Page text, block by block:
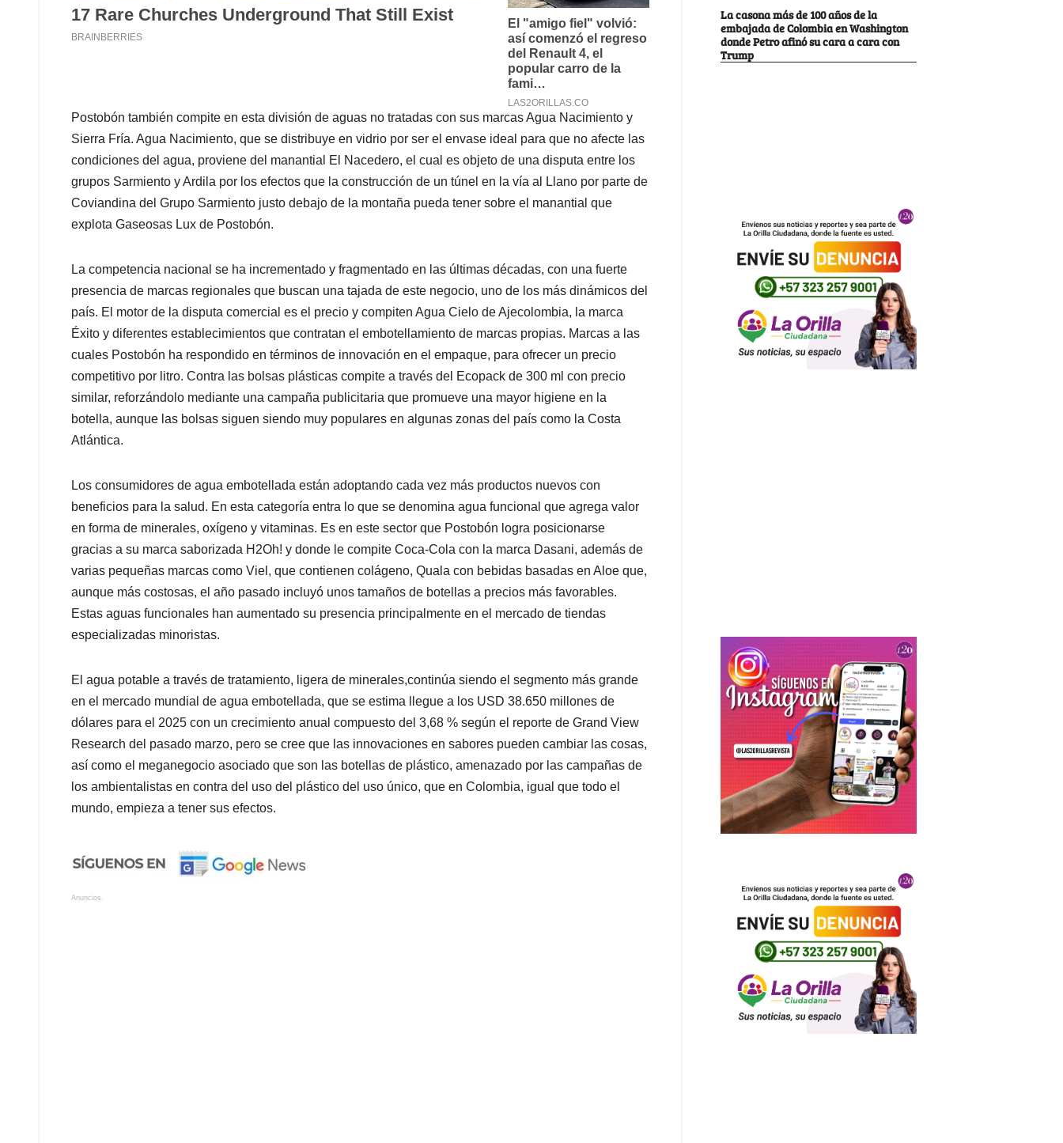
Postobón también compite en esta división de aguas no tratadas con sus marcas Agua Nacimiento y
Sierra Fría. Agua Nacimiento, que se distribuye en vidrio por ser el envase ideal para que no afecte las
condiciones del agua, proviene del manantial El Nacedero, el cual es objeto de una disputa entre los
grupos Sarmiento y Ardila por los efectos que la construcción de un túnel en la vía al Llano por parte de
Coviandina del Grupo Sarmiento justo debajo de la montaña pueda tener sobre el manantial que
explota Gaseosas Lux de Postobón.
La competencia nacional se ha incrementado y fragmentado en las últimas décadas, con una fuerte
presencia de marcas regionales que buscan una tajada de este negocio, uno de los más dinámicos del
país. El motor de la disputa comercial es el precio y compiten Agua Cielo de Ajecolombia, la marca
Éxito y diferentes establecimientos que contratan el embotellamiento de marcas propias. Marcas a las
cuales Postobón ha respondido en términos de innovación en el empaque, para ofrecer un precio
competitivo por litro. Contra las bolsas plásticas compite a través del Ecopack de 300 ml con precio
similar, reforzándolo mediante una campaña publicitaria que promueve una mayor higiene en la
botella, aunque las bolsas siguen siendo muy populares en algunas zonas del país como la Costa
Atlántica.
Los consumidores de agua embotellada están adoptando cada vez más productos nuevos con
beneficios para la salud. En esta categoría entra lo que se denomina agua funcional que agrega valor
en forma de minerales, oxígeno y vitaminas. Es en este sector que Postobón logra posicionarse
gracias a su marca saborizada H2Oh! y donde le compite Coca-Cola con la marca Dasani, además de
varias pequeñas marcas como Viel, que contienen colágeno, Quala con bebidas basadas en Aloe que,
aunque más costosas, el año pasado incluyó unos tamaños de botellas a precios más favorables.
Estas aguas funcionales han aumentado su presencia principalmente en el mercado de tiendas
especializadas minoristas.
El agua potable a través de tratamiento, ligera de minerales,continúa siendo el segmento más grande
en el mercado mundial de agua embotellada, que se estima llegue a los USD 38.650 millones de
dólares para el 2025 con un crecimiento anual compuesto del 3,68 % según el reporte de Grand View
Research del pasado marzo, pero se cree que las innovaciones en sabores pueden cambiar las cosas,
así como el meganegocio asociado que son las botellas de plástico, amenazado por las campañas de
los ambientalistas en contra del uso del plástico del uso único, que en Colombia, igual que todo el
mundo, empieza a tener sus efectos.
Anuncios.
La casona más de 100 años de la
embajada de Colombia en Washington
donde Petro afinó su cara a cara con
Trump